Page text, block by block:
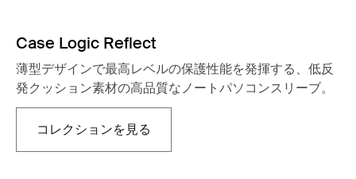
Case Logic Reflect
薄型デザインで最高レベルの保護性能を発揮する、低反
発クッション素材の高品質なノートパソコンスリーブ。
コレクションを見る新しいタブで開きます